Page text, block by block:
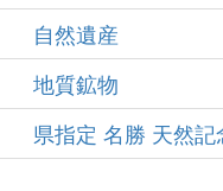
自然遺産
地質鉱物
県指定 名勝 天然記